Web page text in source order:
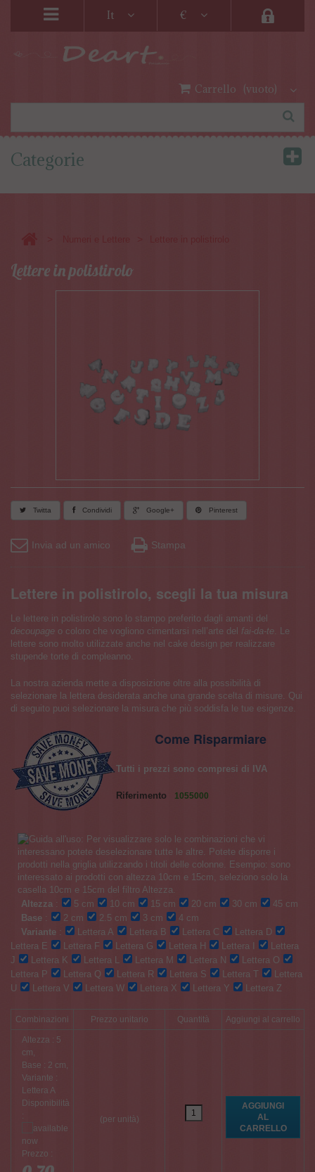
It €
Carrello (vuoto)
Categorie
Lettere in polistirolo
Twitta Condividi Google+ Pinterest
Invia ad un amico Stampa
Lettere in polistirolo, scegli la tua misura
Le lettere in polistirolo sono lo stampo preferito dagli amanti del
decoupage o coloro che vogliono cimentarsi nell’arte del fai-da-te . Le
lettere sono molto utilizzate anche nel cake design per realizzare
stupende torte di compleanno.
La nostra azienda mette a disposizione oltre alla possibilità di
selezionare la lettera desiderata anche una grande scelta di misure. Qui
di seguito puoi selezionare la misura che più soddisfa le tue esigenze.
Come Risparmiare
Tutti i prezzi sono compresi di IVA
Riferimento 1055000
Altezza : 5 cm 10 cm 15 cm 20 cm 30 cm
45 cm
Base : 2 cm 2.5 cm 3 cm
4 cm
Variante : Lettera A Lettera B Lettera C
Lettera D
Lettera E
Lettera F Lettera G Lettera H Lettera I
Lettera
J
Lettera K Lettera L Lettera M Lettera N
Lettera O
Lettera P
Lettera Q Lettera R Lettera S Lettera T
Lettera
U
Lettera V Lettera W Lettera X Lettera Y Lettera Z
Combinazioni Prezzo unitario Quantità Aggiungi al carrello
Altezza : 5
cm,
Base : 2 cm,
Variante :
Lettera A
Disponibilità
:
Prezzo :
(per unità)